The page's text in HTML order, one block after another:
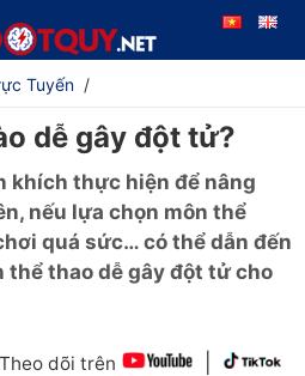
Tuyến /
dễ gây đột tử?
khích thực hiện để nâng
nếu lựa chọn môn thể
quá sức… có thể dẫn đến
thể thao dễ gây đột tử cho
Theo dõi trên